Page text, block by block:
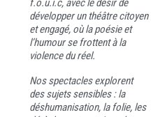
f.o.u.i.c, avec le désir de
développer un théâtre citoyen
et engagé, où la poésie et
l’humour se frottent à la
violence du réel.
Nos spectacles explorent
des sujets sensibles : la
déshumanisation, la folie, les